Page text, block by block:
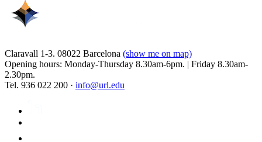
Claravall 1-3. 08022 Barcelona (show me on map)
Opening hours: Monday-Thursday 8.30am-6pm. | Friday 8.30am-
2.30pm.
Tel. 936 022 200 · info@url.edu